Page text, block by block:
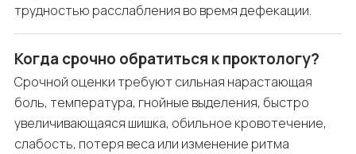
трудностью расслабления во время дефекации.
Когда срочно обратиться к проктологу?
Срочной оценки требуют сильная нарастающая
боль, температура, гнойные выделения, быстро
увеличивающаяся шишка, обильное кровотечение,
слабость, потеря веса или изменение ритма